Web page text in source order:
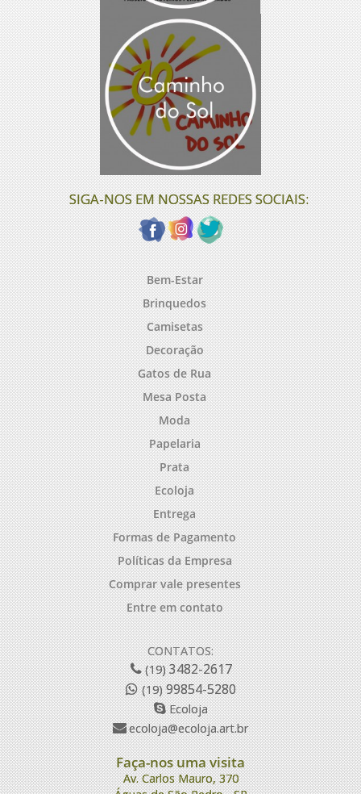
SIGA-NOS EM NOSSAS REDES SOCIAIS:
Bem-Estar
Brinquedos
Camisetas
Decoração
Gatos de Rua
Mesa Posta
Moda
Papelaria
Prata
Ecoloja
Entrega
Formas de Pagamento
Políticas da Empresa
Comprar vale presentes
Entre em contato
CONTATOS:
(19)3482-2617
(19)99854-5280
Ecoloja
ecoloja@ecoloja.art.br
Faça-nos uma visita
Av. Carlos Mauro, 370